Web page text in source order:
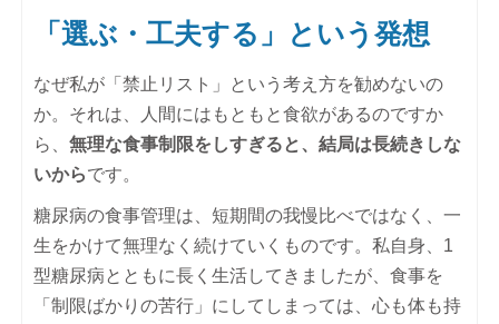
「選ぶ・工夫する」という発想
なぜ私が「禁止リスト」という考え方を勧めないの
か。それは、人間にはもともと食欲があるのですか
ら、 無理な食事制限をしすぎると、結局は長続きしな
いからです。
糖尿病の食事管理は、短期間の我慢比べではなく、一
生をかけて無理なく続けていくものです。私自身、1
型糖尿病とともに長く生活してきましたが、食事を
「制限ばかりの苦行」にしてしまっては、心も体も持